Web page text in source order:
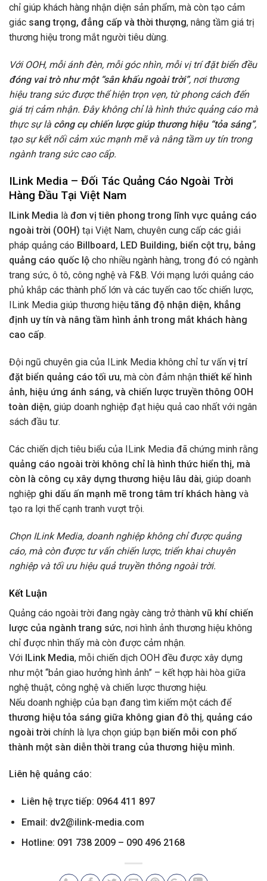
chỉ giúp khách hàng nhận diện sản phẩm, mà còn tạo cảm
giác sang trọng, đẳng cấp và thời thượng, nâng tầm giá trị
thương hiệu trong mắt người tiêu dùng.
Với OOH, mỗi ánh đèn, mỗi góc nhìn, mỗi vị trí đặt biển đều
đóng vai trò như một “sân khấu ngoài trời”, nơi thương
hiệu trang sức được thể hiện trọn vẹn, từ phong cách đến
giá trị cảm nhận. Đây không chỉ là hình thức quảng cáo mà
thực sự là công cụ chiến lược giúp thương hiệu “tỏa sáng”,
tạo sự kết nối cảm xúc mạnh mẽ và nâng tầm uy tín trong
ngành trang sức cao cấp.
ILink Media – Đối Tác Quảng Cáo Ngoài Trời
Hàng Đầu Tại Việt Nam
ILink Media là đơn vị tiên phong trong lĩnh vực quảng cáo
ngoài trời (OOH) tại Việt Nam, chuyên cung cấp các giải
pháp quảng cáo Billboard, LED Building, biển cột trụ, bảng
quảng cáo quốc lộ cho nhiều ngành hàng, trong đó có ngành
trang sức, ô tô, công nghệ và F&B. Với mạng lưới quảng cáo
phủ khắp các thành phố lớn và các tuyến cao tốc chiến lược,
ILink Media giúp thương hiệutăng độ nhận diện, khẳng
định uy tín và nâng tầm hình ảnh trong mắt khách hàng
cao cấp.
Đội ngũ chuyên gia của ILink Media không chỉ tư vấn vị trí
đặt biển quảng cáo tối ưu, mà còn đảm nhậnthiết kế hình
ảnh, hiệu ứng ánh sáng, và chiến lược truyền thông OOH
toàn diện, giúp doanh nghiệp đạt hiệu quả cao nhất với ngân
sách đầu tư.
Các chiến dịch tiêu biểu của ILink Media đã chứng minh rằng
quảng cáo ngoài trời không chỉ là hình thức hiển thị, mà
còn là công cụ xây dựng thương hiệu lâu dài, giúp doanh
nghiệp ghi dấu ấn mạnh mẽ trong tâm trí khách hàng và
tạo ra lợi thế cạnh tranh vượt trội.
Chọn ILink Media, doanh nghiệp không chỉ được quảng
cáo, mà còn được tư vấn chiến lược, triển khai chuyên
nghiệp và tối ưu hiệu quả truyền thông ngoài trời.
Kết Luận
Quảng cáo ngoài trời đang ngày càng trở thành vũ khí chiến
lược của ngành trang sức, nơi hình ảnh thương hiệu không
chỉ được nhìn thấy mà còn được cảm nhận.
Với ILink Media, mỗi chiến dịch OOH đều được xây dựng
như một “bản giao hưởng hình ảnh” – kết hợp hài hòa giữa
nghệ thuật, công nghệ và chiến lược thương hiệu.
Nếu doanh nghiệp của bạn đang tìm kiếm một cách để
thương hiệu tỏa sáng giữa không gian đô thị, quảng cáo
ngoài trời chính là lựa chọn giúp bạn biến mỗi con phố
thành một sàn diễn thời trang của thương hiệu mình.
Liên hệ quảng cáo:
Liên hệ trực tiếp: 0964 411 897
Email: dv2@ilink-media.com
Hotline: 091 738 2009 – 090 496 2168